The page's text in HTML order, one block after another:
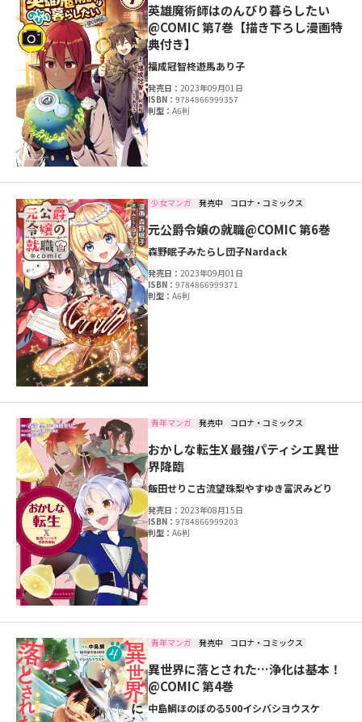
英雄魔術師はのんびり暮らしたい
@COMIC 第7巻【描き下ろし漫画特
典付き】
福成冠智柊遊馬あり子
発売日：2023年09月01日
ISBN：9784866999357
判型：A6判
少女マンガ 発売中 コロナ・コミックス
元公爵令嬢の就職@COMIC 第6巻
森野眠子みたらし団子Nardack
発売日：2023年09月01日
ISBN：9784866999371
判型：A6判
青年マンガ 発売中 コロナ・コミックス
おかしな転生X 最強パティシエ異世
界降臨
飯田せりこ古流望珠梨やすゆき富沢みどり
発売日：2023年08月15日
ISBN：9784866999203
判型：A6判
青年マンガ 発売中 コロナ・コミックス
異世界に落とされた…浄化は基本！
@COMIC 第4巻
中島鯛ほのぼのる500イシバシヨウスケ